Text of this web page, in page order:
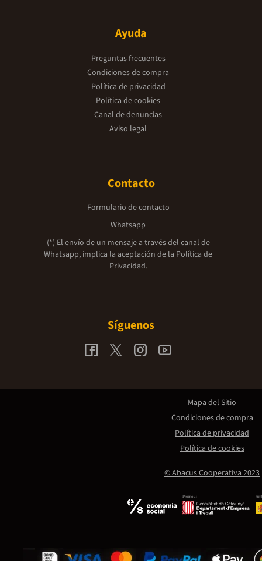
Ayuda
Preguntas frecuentes
Condiciones de compra
Política de privacidad
Política de cookies
Canal de denuncias
Aviso legal
Contacto
Formulario de contacto
Whatsapp
(*) El envío de un mensaje a través del canal de
Whatsapp, implica la aceptación de la Política de
Privacidad.
Síguenos
Promou:
© Abacus Cooperativa 2023
Mapa del Sitio
Condiciones de compra
Política de privacidad
Política de cookies